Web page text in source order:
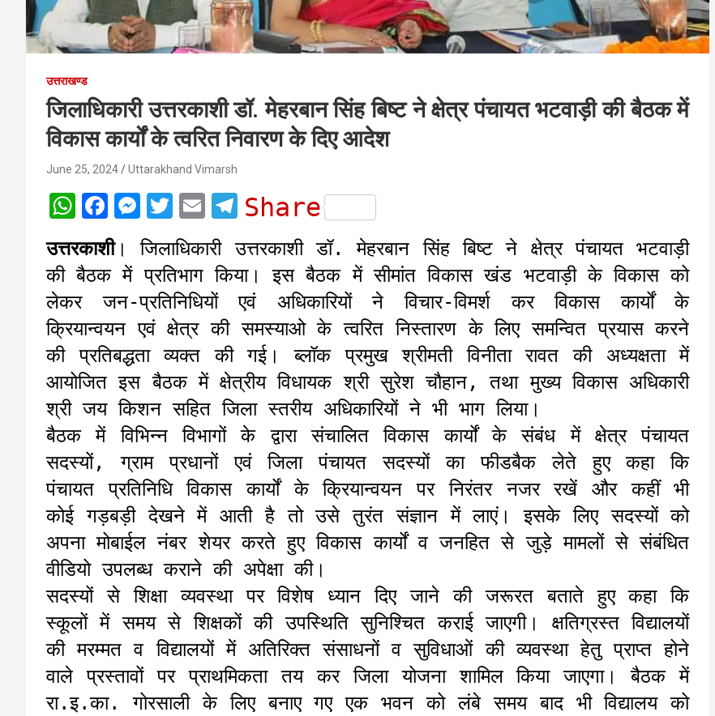
उत्तराखण्ड
जिलाधिकारी उत्तरकाशी डॉ. मेहरबान सिंह बिष्ट ने क्षेत्र पंचायत भटवाड़ी की बैठक में
विकास कार्यों के त्वरित निवारण के दिए आदेश
June 25, 2024 Uttarakhand Vimarsh
W
a
t
s
A
p
p
F
a
c
e
b
o
o
k
M
e
s
s
e
n
g
e
r
T
w
i
t
t
e
r
E
m
a
i
l
T
l
e
g
r
a
m
Share
उत्तरकाशी। जिलाधिकारी उत्तरकाशी डॉ. मेहरबान सिंह बिष्ट ने क्षेत्र पंचायत भटवाड़ी
की बैठक में प्रतिभाग किया। इस बैठक में सीमांत विकास खंड भटवाड़ी के विकास को
लेकर जन-प्रतिनिधियों एवं अधिकारियों ने विचार-विमर्श कर विकास कार्यों के
क्रियान्वयन एवं क्षेत्र की समस्याओ के त्वरित निस्तारण के लिए समन्वित प्रयास करने
की प्रतिबद्धता व्यक्त की गई। ब्लॉक प्रमुख श्रीमती विनीता रावत की अध्यक्षता में
आयोजित इस बैठक में क्षेत्रीय विधायक श्री सुरेश चौहान, तथा मुख्य विकास अधिकारी
श्री जय किशन सहित जिला स्तरीय अधिकारियों ने भी भाग लिया।
बैठक में विभिन्न विभागों के द्वारा संचालित विकास कार्यों के संबंध में क्षेत्र पंचायत
सदस्यों, ग्राम प्रधानों एवं जिला पंचायत सदस्यों का फीडबैक लेते हुए कहा कि
पंचायत प्रतिनिधि विकास कार्यों के क्रियान्वयन पर निरंतर नजर रखें और कहीं भी
कोई गड़बड़ी देखने में आती है तो उसे तुरंत संज्ञान में लाएं। इसके लिए सदस्यों को
अपना मोबाईल नंबर शेयर करते हुए विकास कार्यों व जनहित से जुड़े मामलों से संबंधित
वीडियो उपलब्ध कराने की अपेक्षा की।
सदस्यों से शिक्षा व्यवस्था पर विशेष ध्यान दिए जाने की जरूरत बताते हुए कहा कि
स्कूलों में समय से शिक्षकों की उपस्थिति सुनिश्चित कराई जाएगी। क्षतिग्रस्त विद्यालयों
की मरम्मत व विद्यालयों में अतिरिक्त संसाधनों व सुविधाओं की व्यवस्था हेतु प्राप्त होने
वाले प्रस्तावों पर प्राथमिकता तय कर जिला योजना शामिल किया जाएगा। बैठक में
रा.इ.का. गोरसाली के लिए बनाए गए एक भवन को लंबे समय बाद भी विद्यालय को